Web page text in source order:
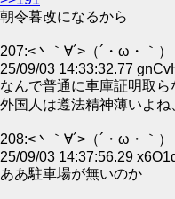
朝令暮改になるから
207:<丶｀∀´>（´・ω・｀
25/09/03 14:33:32.77
なんで普通に車庫証明取ら
外国人は遵法精神薄いよ
208:<丶｀∀´>（´・ω・｀
25/09/03 14:37:56.29
ああ駐車場が無いのか